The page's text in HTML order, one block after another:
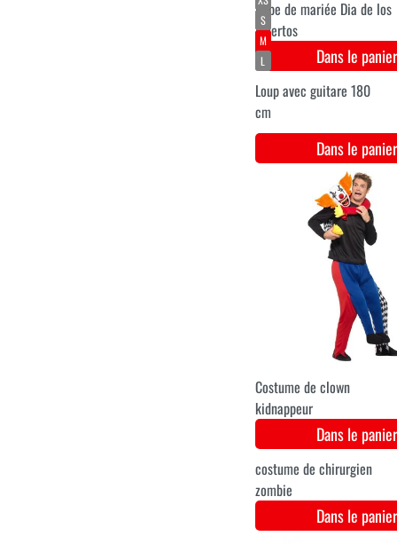
Costume pour hommes
Halloween fantômes néons
Dans le
S
M
XL
Costume pour hommes Dia
Dans le
S
M
XL
XXL